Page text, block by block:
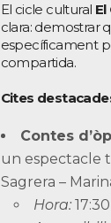
El cicle cultural
clara: demostrar
específicament
compartida.
Cites
Contes
un espectacle
Sagrera –
Hora: